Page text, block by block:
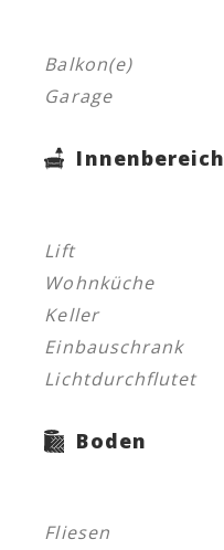
Balkon(e)
Garage
Innenbereich
Lift
Wohnküche
Keller
Einbauschrank
Lichtdurchflutet
Boden
Fliesen